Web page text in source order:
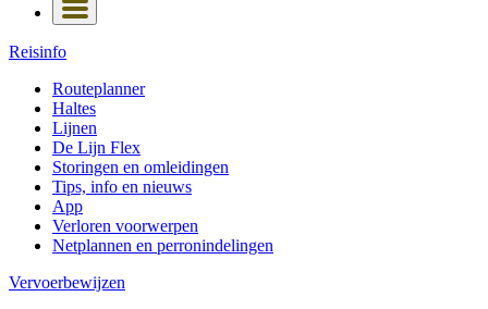
Reisinfo
Routeplanner
Haltes
Lijnen
De Lijn Flex
Storingen en omleidingen
Tips, info en nieuws
App
Verloren voorwerpen
Netplannen en perronindelingen
Vervoerbewijzen